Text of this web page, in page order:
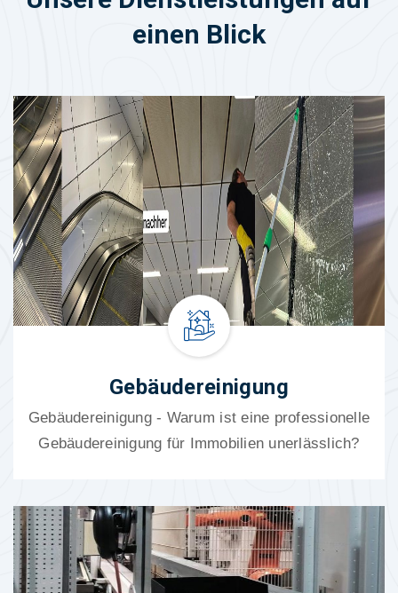
einen Blick
Gebäudereinigung
Gebäudereinigung - Warum ist eine professionelle
Gebäudereinigung für Immobilien unerlässlich?